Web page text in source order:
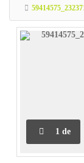
1 de